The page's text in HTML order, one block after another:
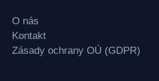
O nás
Kontakt
Zásady ochrany OÚ (GDPR)